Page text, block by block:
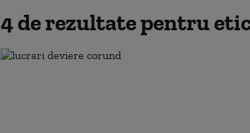
4 de rezultate pentru